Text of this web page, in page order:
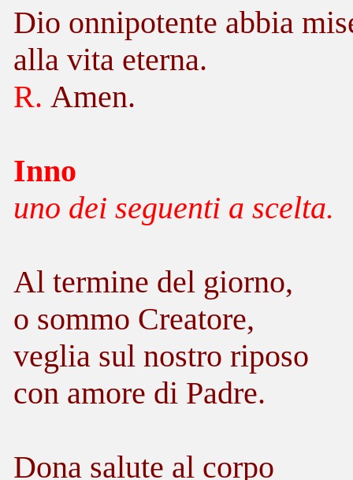
Dio onnipotente abbia
alla vita eterna.
R. Amen.
Inno
uno dei seguenti a scelta.
Al termine del giorno,
o sommo Creatore,
veglia sul nostro riposo
con amore di Padre.
Dona salute al corpo